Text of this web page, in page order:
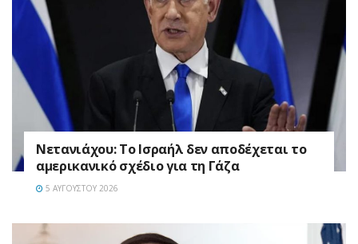
Νετανιάχου: Το Ισραήλ δεν αποδέχεται το
αμερικανικό σχέδιο για τη Γάζα
5 ΑΥΓΟΎΣΤΟΥ 2026